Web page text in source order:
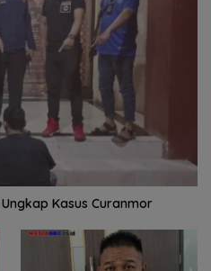
Kasus Curanmor